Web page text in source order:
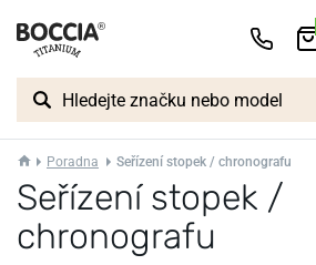
Poradna Seřízení stopek / chronografu
Seřízení stopek /
chronografu